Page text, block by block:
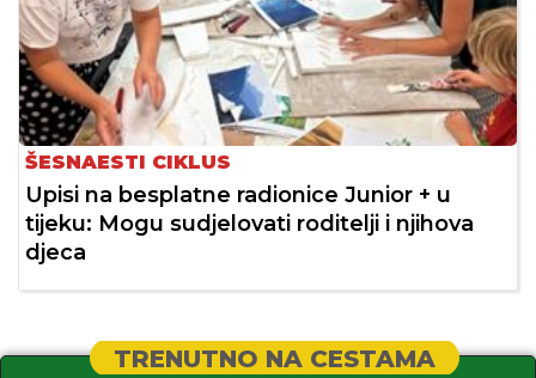
ŠESNAESTI CIKLUS
Upisi na besplatne radionice Junior + u
tijeku: Mogu sudjelovati roditelji i njihova
djeca
TRENUTNO NA CESTAMA